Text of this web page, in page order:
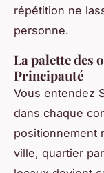
répétition ne
personne.
La palette des
Principauté
Vous entendez
dans chaque
positionnement
ville, quartier